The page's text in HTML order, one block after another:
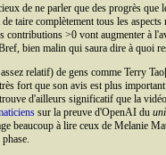
de ne parler que des progrès que
taire complètement tous les aspects
contributions >0 vont augmenter à
bien malin qui saura dire à quoi
relatif) de gens comme Terry
fort que son avis est plus
d'ailleurs significatif que la
sur la preuve d'OpenAIdu
beaucoup à lire ceux de Melanie